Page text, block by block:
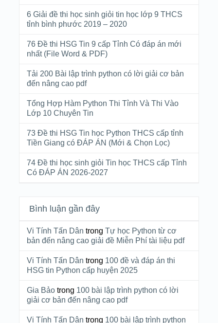
6 Giải đề thi học sinh giỏi tin học lớp 9 THCS
tỉnh bình phước 2019 – 2020
76 Đề thi HSG Tin 9 cấp Tỉnh Có đáp án mới
nhất (File Word & PDF)
Tải 200 Bài lập trình python có lời giải cơ bản
đến nâng cao pdf
Tổng Hợp Hàm Python Thi Tỉnh Và Thi Vào
Lớp 10 Chuyên Tin
73 Đề thi HSG Tin học Python THCS cấp tỉnh
Tiền Giang có ĐÁP ÁN (Mới & Chọn Lọc)
74 Đề thi học sinh giỏi Tin học THCS cấp Tỉnh
Có ĐÁP ÁN 2026-2027
Bình luận gần đây
Vi Tính Tấn Dân trong Tự học Python từ cơ
bản đến nâng cao giải đề Miễn Phí tài liệu pdf
Vi Tính Tấn Dân trong 100 đề và đáp án thi
HSG tin Python cấp huyện 2025
Gia Bảotrong 100 bài lập trình python có lời
giải cơ bản đến nâng cao pdf
Vi Tính Tấn Dân trong 100 bài lập trình python